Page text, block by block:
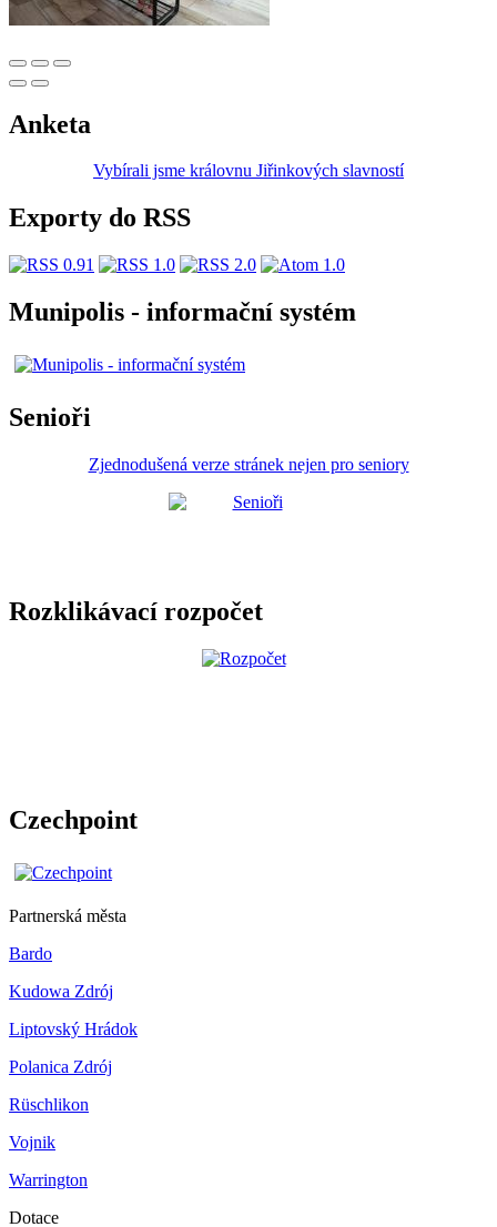
Anketa
Vybírali jsme královnu Jiřinkových slavností
Exporty do RSS
Munipolis - informační systém
Senioři
Zjednodušená verze stránek nejen pro seniory
Rozklikávací rozpočet
Czechpoint
Partnerská města
Bardo
Kudowa Zdrój
Liptovský Hrádok
Polanica Zdrój
Rüschlikon
Vojnik
Warrington
Dotace